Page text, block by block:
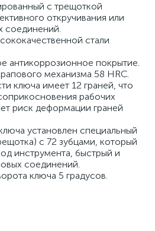
с трещоткой
откручивания или
соединений.
стали
антикоррозионное покрытие.
механизма 58 HRС.
ключа имеет 12 граней, что
рабочих
риск деформации граней
установлен специальный
с 72 зубцами, который
инструмента, быстрый и
соединений.
ключа 5 градусов.